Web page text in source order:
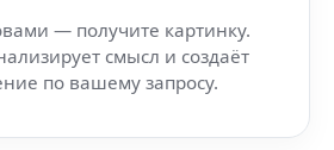
приложение) — генератор
— получите картинку.
смысл и создаёт
по вашему запросу.